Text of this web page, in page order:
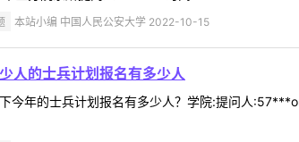
本站小编 中国人民公安大学 2022-10-15
人的士兵计划报名有多少人
今年的士兵计划报名有多少人？学院:提问人